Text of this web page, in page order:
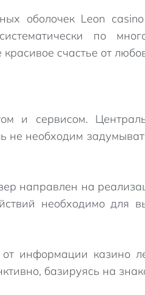
оболочек Leon
по
счастье от
и сервисом.
не необходим
направлен на
необходимо для
информации казино
базируясь на